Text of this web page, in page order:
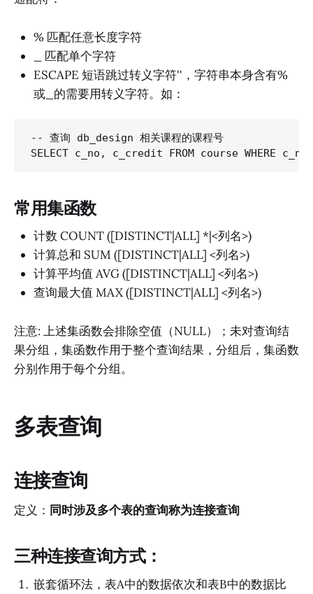
% 匹配任意长度字符
_ 匹配单个字符
ESCAPE 短语跳过转义字符''，字符串本身含有%
或_的需要用转义字符。如：
-- 查询 db_design 相关课程的课程号
常用集函数
计数 COUNT ([DISTINCT|ALL] *|<列名>)
计算总和 SUM ([DISTINCT|ALL] <列名>)
计算平均值 AVG ([DISTINCT|ALL] <列名>)
查询最大值 MAX ([DISTINCT|ALL] <列名>)
注意: 上述集函数会排除空值（NULL）；未对查询结
果分组，集函数作用于整个查询结果，分组后，集函数
分别作用于每个分组。
多表查询
连接查询
定义： 同时涉及多个表的查询称为连接查询
三种连接查询方式：
嵌套循环法，表A中的数据依次和表B中的数据比